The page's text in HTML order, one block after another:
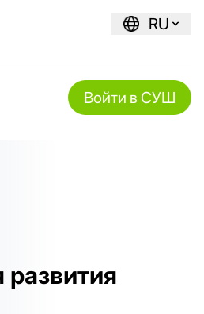
RU
Войти в СУШ
развития